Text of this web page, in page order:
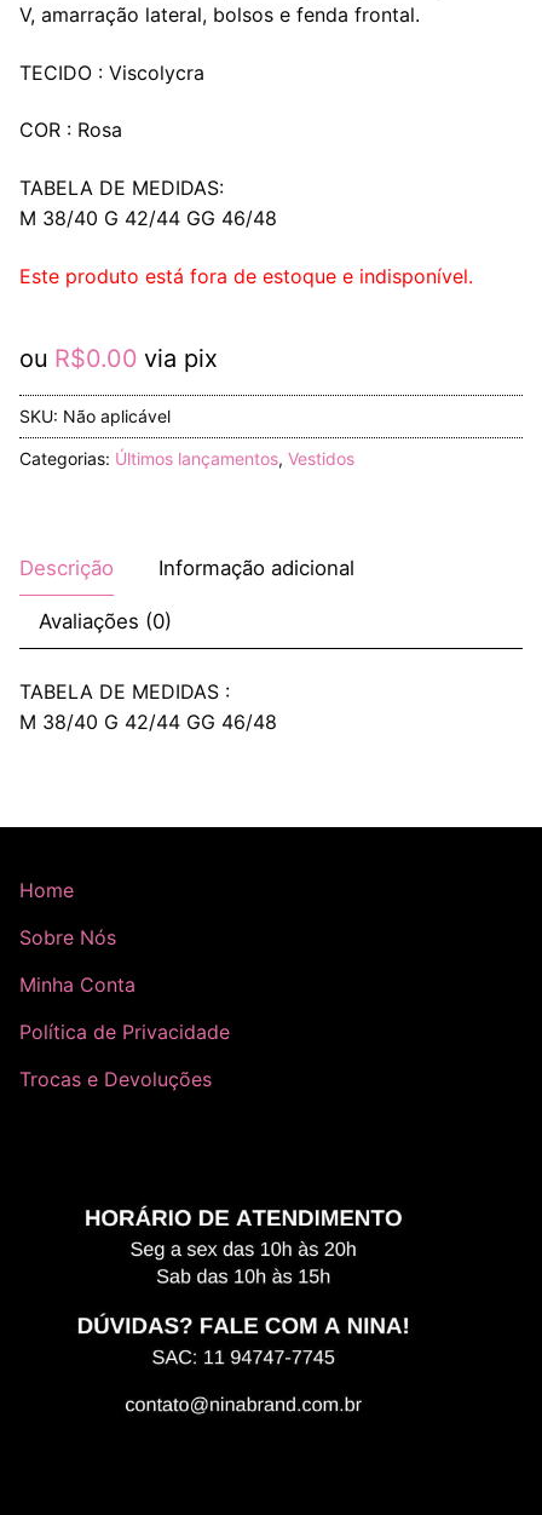
V, amarração lateral, bolsos e fenda frontal.
TECIDO : Viscolycra
COR : Rosa
TABELA DE MEDIDAS:
M 38/40 G 42/44 GG 46/48
Este produto está fora de estoque e indisponível.
ou R$0.00 via pix
SKU: Não aplicável
Categorias: Últimos lançamentos, Vestidos
Descrição Informação adicional
Avaliações (0)
TABELA DE MEDIDAS :
M 38/40 G 42/44 GG 46/48
Home
Sobre Nós
Minha Conta
Política de Privacidade
Trocas e Devoluções